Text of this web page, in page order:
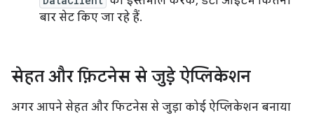
बार सेट किए जा रहे हैं.
सेहत और फ़िटनेस से जुड़े ऐप्लिकेशन
अगर आपने सेहत और फिटनेस से जुड़ा कोई ऐप्लिकेशन बनाया